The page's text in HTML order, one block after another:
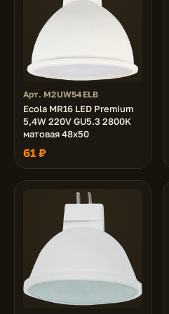
Арт. M2UW54ELB
Ecola MR16 LED Premium
5,4W 220V GU5.3 2800K
матовая 48x50
61 ₽